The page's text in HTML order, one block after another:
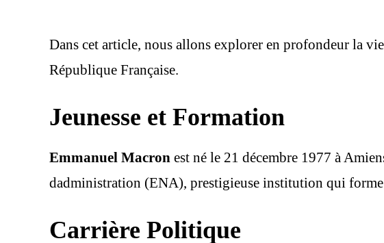
Dans cet article, nous allons explorer en profondeur la
République Française.
Jeunesse et Formation
Emmanuel Macron est né le 21 décembre 1977 à
dadministration (ENA), prestigieuse institution qui
Carrière Politique